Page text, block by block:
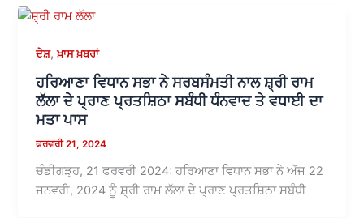
ਦੇਸ਼,ਖ਼ਾਸ ਖ਼ਬਰਾਂ
ਹਰਿਆਣਾ ਵਿਧਾਨ ਸਭਾ ਨੇ ਸਰਬਸੰਮਤੀ ਨਾਲ ਸ਼੍ਰੀ ਰਾਮ
ਲੱਲਾ ਦੇ ਪ੍ਰਾਣ ਪ੍ਰਤਸ਼ਿਠਾ ਸਬੰਧੀ ਧੰਨਵਾਦ ਤੇ ਵਧਾਈ ਦਾ
ਮਤਾ ਪਾਸ
ਫਰਵਰੀ 21, 2024
ਚੰਡੀਗੜ੍ਹ, 21 ਫਰਵਰੀ 2024: ਹਰਿਆਣਾ ਵਿਧਾਨ ਸਭਾ ਨੇ ਅੱਜ 22
ਜਨਵਰੀ, 2024 ਨੂੰ ਸ਼੍ਰੀ ਰਾਮ ਲੱਲਾ ਦੇ ਪ੍ਰਾਣ ਪ੍ਰਤਸ਼ਿਠਾ ਸਬੰਧੀ